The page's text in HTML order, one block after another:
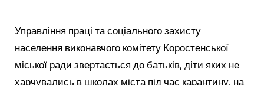
Управління праці та соціального захисту
населення виконавчого комітету Коростенської
міської ради звертається до батьків, діти яких не
харчувались в школах міста під час карантину, на